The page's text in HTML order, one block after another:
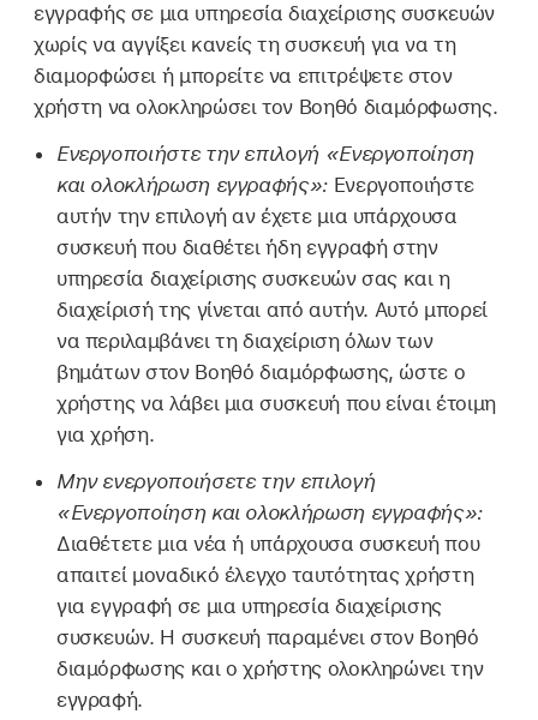
εγγραφής σε μια υπηρεσία διαχείρισης συσκευών
χωρίς να αγγίξει κανείς τη συσκευή για να τη
διαμορφώσει ή μπορείτε να επιτρέψετε στον
χρήστη να ολοκληρώσει τον Βοηθό διαμόρφωσης.
Ενεργοποιήστε την επιλογή «Ενεργοποίηση
και ολοκλήρωση εγγραφής»:Ενεργοποιήστε
αυτήν την επιλογή αν έχετε μια υπάρχουσα
συσκευή που διαθέτει ήδη εγγραφή στην
υπηρεσία διαχείρισης συσκευών σας και η
διαχείρισή της γίνεται από αυτήν. Αυτό μπορεί
να περιλαμβάνει τη διαχείριση όλων των
βημάτων στον Βοηθό διαμόρφωσης, ώστε ο
χρήστης να λάβει μια συσκευή που είναι έτοιμη
για χρήση.
Μην ενεργοποιήσετε την επιλογή
«Ενεργοποίηση και ολοκλήρωση εγγραφής»:
Διαθέτετε μια νέα ή υπάρχουσα συσκευή που
απαιτεί μοναδικό έλεγχο ταυτότητας χρήστη
για εγγραφή σε μια υπηρεσία διαχείρισης
συσκευών. Η συσκευή παραμένει στον Βοηθό
διαμόρφωσης και ο χρήστης ολοκληρώνει την
εγγραφή.